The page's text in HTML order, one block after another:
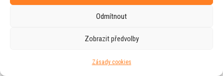
Odmítnout
Zobrazit předvolby
Zásady cookies